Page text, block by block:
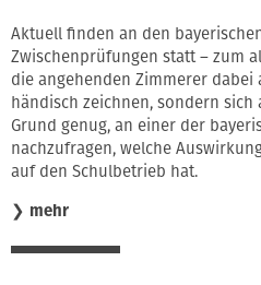
Aktuell finden an den
Zwischenprüfungen statt – zum
die angehenden Zimmerer
händisch zeichnen, sondern sich
Grund genug, an einer der
nachzufragen, welche
auf den Schulbetrieb hat.
❯ mehr